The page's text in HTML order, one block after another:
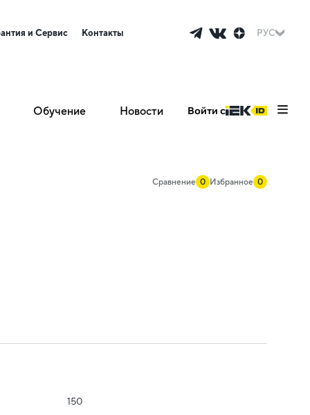
и Сервис Контакты РУС
Обучение Новости Войти с
Сравнение 0 Избранное 0
150